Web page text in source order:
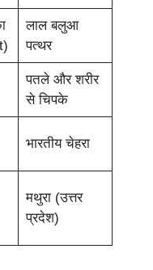
लाल बलुआ
पत्थर
पतले और शरीर
से चिपके
भारतीय चेहरा
मथुरा (उत्तर
प्रदेश)